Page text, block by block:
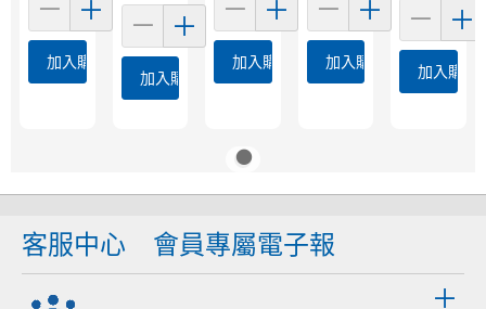
加入購物車
加入購物車
加入購物車 加入購物車 加入購物
客服中心 會員專屬電子報